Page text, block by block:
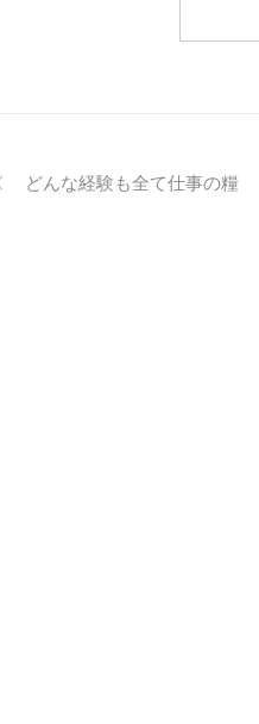
飲料メーカー営業職 次は大手ア
と思っていましたが、 まったく
どんな経験も全て仕事の糧